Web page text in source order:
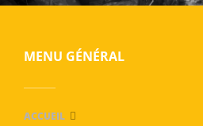
MENU GÉNÉRAL
ACCUEIL